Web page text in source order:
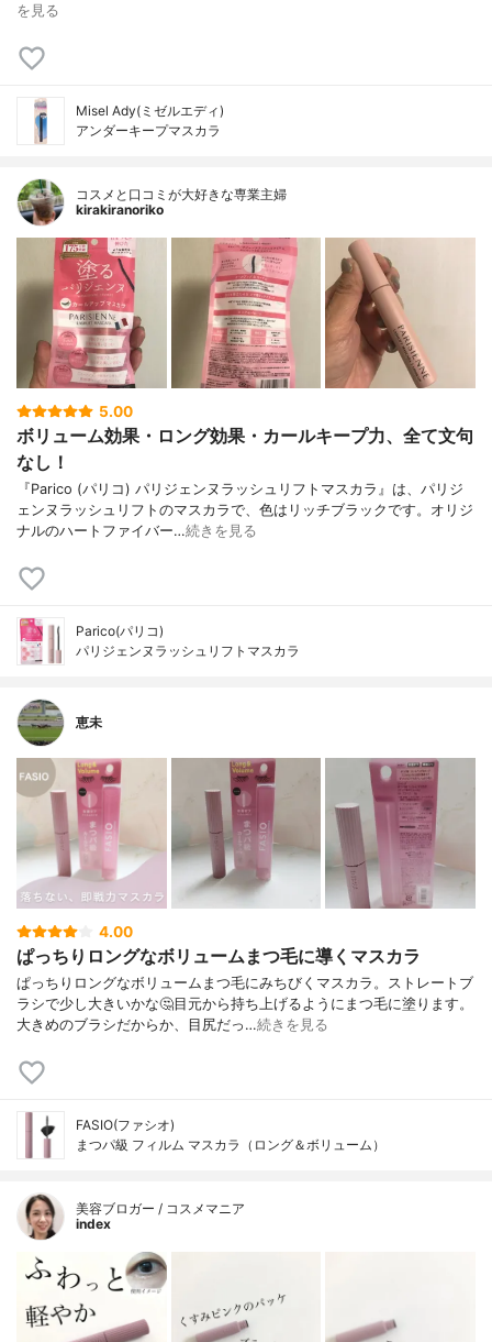
を見る
Misel Ady(ミゼルエディ)
アンダーキープマスカラ
コスメと口コミが大好きな専業主婦
kirakiranoriko
5.00
ボリューム効果・ロング効果・カールキープ力、全て文句
なし！
『Parico (パリコ) パリジェンヌラッシュリフトマスカラ』は、パリジ
ェンヌラッシュリフトのマスカラで、色はリッチブラックです。オリジ
ナルのハートファイバー…続きを見る
Parico(パリコ)
パリジェンヌラッシュリフトマスカラ
恵未
4.00
ぱっちりロングなボリュームまつ毛に導くマスカラ
ぱっちりロングなボリュームまつ毛にみちびくマスカラ。ストレートブ
ラシで少し大きいかな🤔目元から持ち上げるようにまつ毛に塗ります。
大きめのブラシだからか、目尻だっ…続きを見る
FASIO(ファシオ)
まつパ級 フィルム マスカラ（ロング＆ボリューム）
美容ブロガー / コスメマニア
index